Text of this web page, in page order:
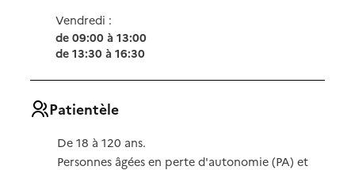
Vendredi :
de 09:00 à 13:00
de 13:30 à 16:30
Patientèle
De 18 à 120 ans.
Personnes âgées en perte d'autonomie (PA) et